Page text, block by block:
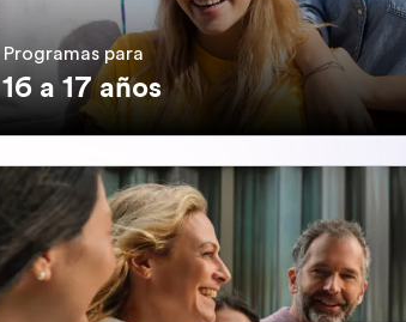
Programas para
16 a 17 años